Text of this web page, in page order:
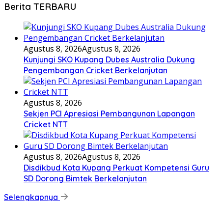
Berita TERBARU
Agustus 8, 2026Agustus 8, 2026
Kunjungi SKO Kupang Dubes Australia Dukung
Pengembangan Cricket Berkelanjutan
Agustus 8, 2026
Sekjen PCI Apresiasi Pembangunan Lapangan
Cricket NTT
Agustus 8, 2026Agustus 8, 2026
Disdikbud Kota Kupang Perkuat Kompetensi Guru
SD Dorong Bimtek Berkelanjutan
Selengkapnya